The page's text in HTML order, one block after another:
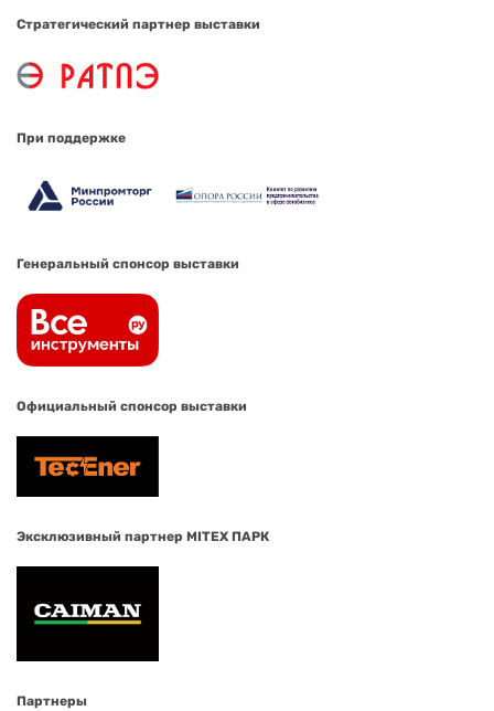
Стратегический партнер выставки
При поддержке
Генеральный спонсор выставки
Официальный спонсор выставки
Эксклюзивный партнер MITEX ПАРК
Партнеры